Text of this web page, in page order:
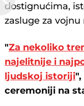
dostignućima,
zasluge za vojnu
"Za nekoliko
najelitnije i
ljudskoj istoriji
ceremoniji na